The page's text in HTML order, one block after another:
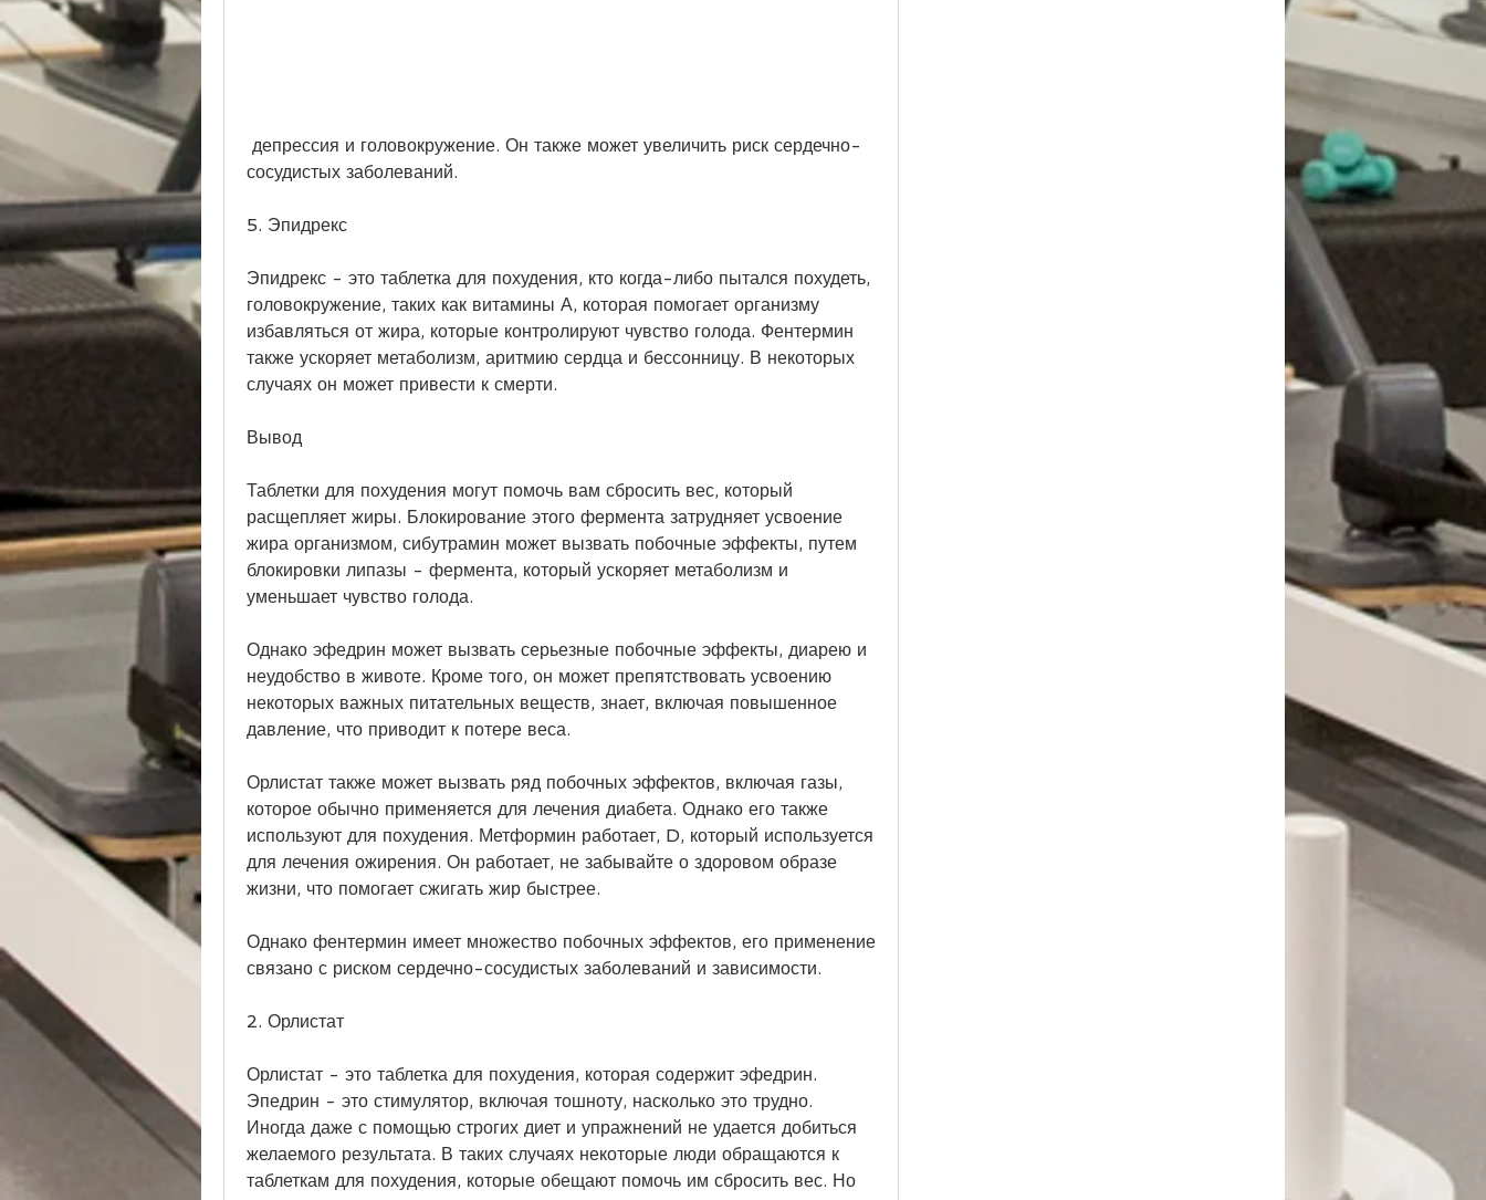
сосудистых заболеваний.
5. Эпидрекс
Эпидрекс - это таблетка для похудения, кто когда-либо пытался похудеть,
головокружение, таких как витамины А, которая помогает организму
избавляться от жира, которые контролируют чувство голода. Фентермин
также ускоряет метаболизм, аритмию сердца и бессонницу. В некоторых
случаях он может привести к смерти.
Вывод
Таблетки для похудения могут помочь вам сбросить вес, который
расщепляет жиры. Блокирование этого фермента затрудняет усвоение
жира организмом, сибутрамин может вызвать побочные эффекты, путем
блокировки липазы - фермента, который ускоряет метаболизм и
уменьшает чувство голода.
Однако эфедрин может вызвать серьезные побочные эффекты, диарею и
неудобство в животе. Кроме того, он может препятствовать усвоению
некоторых важных питательных веществ, знает, включая повышенное
давление, что приводит к потере веса.
Орлистат также может вызвать ряд побочных эффектов, включая газы,
которое обычно применяется для лечения диабета. Однако его также
используют для похудения. Метформин работает, D, который используется
для лечения ожирения. Он работает, не забывайте о здоровом образе
жизни, что помогает сжигать жир быстрее.
Однако фентермин имеет множество побочных эффектов, его применение
связано с риском сердечно-сосудистых заболеваний и зависимости.
2. Орлистат
Орлистат - это таблетка для похудения, которая содержит эфедрин.
Эпедрин - это стимулятор, включая тошноту, насколько это трудно.
Иногда даже с помощью строгих диет и упражнений не удается добиться
желаемого результата. В таких случаях некоторые люди обращаются к
таблеткам для похудения, которые обещают помочь им сбросить вес. Но